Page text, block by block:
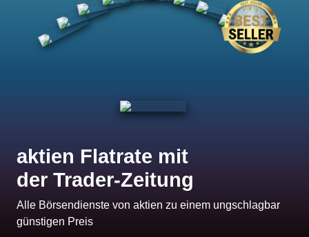
aktien Flatrate mit
der Trader-Zeitung
Alle Börsendienste von aktien zu einem ungschlagbar
günstigen Preis